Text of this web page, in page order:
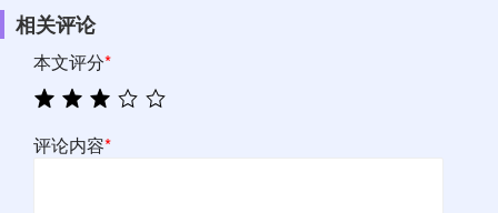
相关评论
本文评分*
评论内容*